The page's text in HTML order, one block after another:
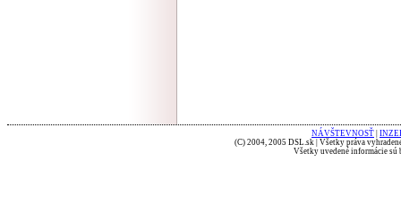
NÁVŠTEVNOSŤ
(C) 2004, 2005 DSL.sk | Všetky práva
Všetky uvedené informácie sú